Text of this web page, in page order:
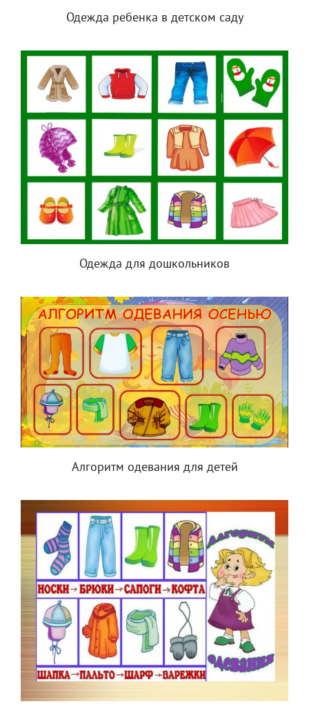
Одежда ребенка в детском саду
Одежда для дошкольников
Алгоритм одевания для детей